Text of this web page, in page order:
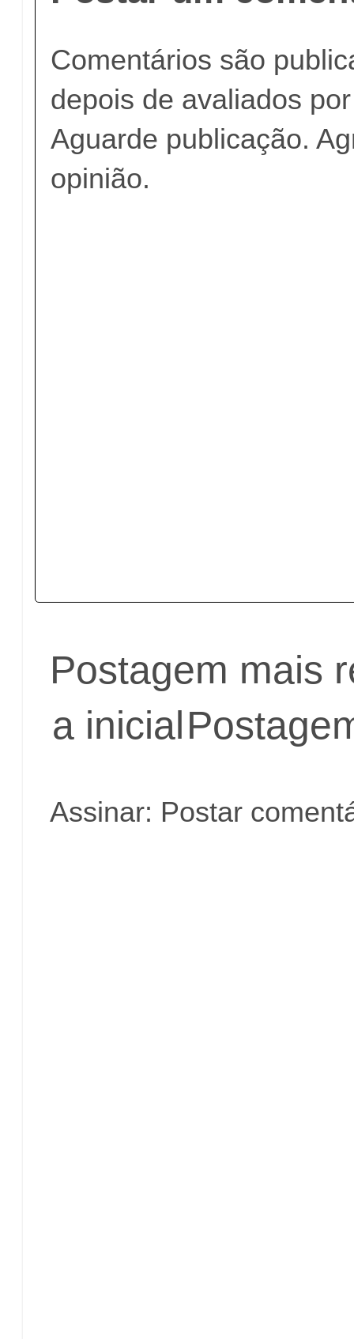
Comentários são
depois de avaliados
Aguarde publicação.
opinião.
Postagem mais
a inicial
Assinar: Postar